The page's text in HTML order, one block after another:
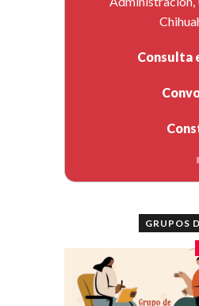
Consulta
GRUPOS